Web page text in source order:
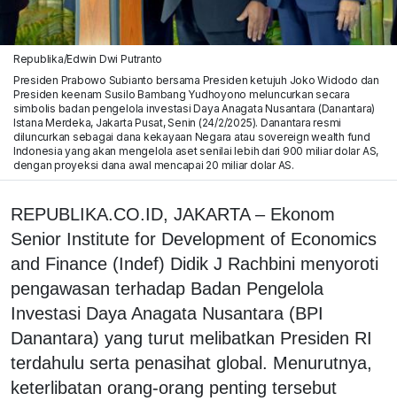
Republika/Edwin Dwi Putranto
Presiden Prabowo Subianto bersama Presiden ketujuh Joko Widodo dan
Presiden keenam Susilo Bambang Yudhoyono meluncurkan secara
simbolis badan pengelola investasi Daya Anagata Nusantara (Danantara)
Istana Merdeka, Jakarta Pusat, Senin (24/2/2025). Danantara resmi
diluncurkan sebagai dana kekayaan Negara atau sovereign wealth fund
Indonesia yang akan mengelola aset senilai lebih dari 900 miliar dolar AS,
dengan proyeksi dana awal mencapai 20 miliar dolar AS.
REPUBLIKA.CO.ID, JAKARTA – Ekonom
Senior Institute for Development of Economics
and Finance (Indef) Didik J Rachbini menyoroti
pengawasan terhadap Badan Pengelola
Investasi Daya Anagata Nusantara (BPI
Danantara) yang turut melibatkan Presiden RI
terdahulu serta penasihat global. Menurutnya,
keterlibatan orang-orang penting tersebut